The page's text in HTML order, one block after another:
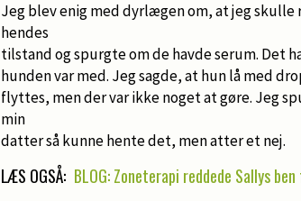
Jeg blev enig med dyrlægen om, at jeg
hendes
tilstand og spurgte om de havde serum. Det
hunden var med. Jeg sagde, at hun lå med
flyttes, men der var ikke noget at gøre. Jeg
min
datter så kunne hente det, men atter et nej.
LÆS OGSÅ: BLOG: Zoneterapi reddede Sallys